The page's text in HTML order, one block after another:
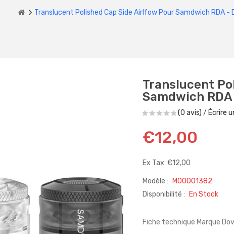
Translucent Polished Cap Side Airlfow Pour Samdwich RDA -
Translucent
Samdwich
(0 avis) / Écrire
€12,00
Ex Tax: €12,00
Modèle :
M00001382
Disponibilité :
En Stock
Fiche technique Marque